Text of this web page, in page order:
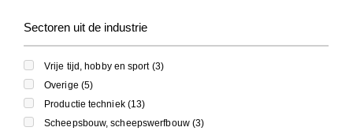
Sectoren uit de industrie
Vrije tijd, hobby en sport (3)
Overige (5)
Productie techniek (13)
Scheepsbouw, scheepswerfbouw (3)